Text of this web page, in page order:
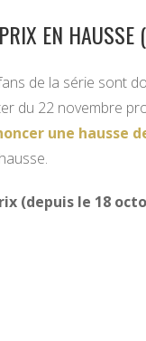
EN
de la série sont
du 22 novembre
une hausse
(depuis le 18